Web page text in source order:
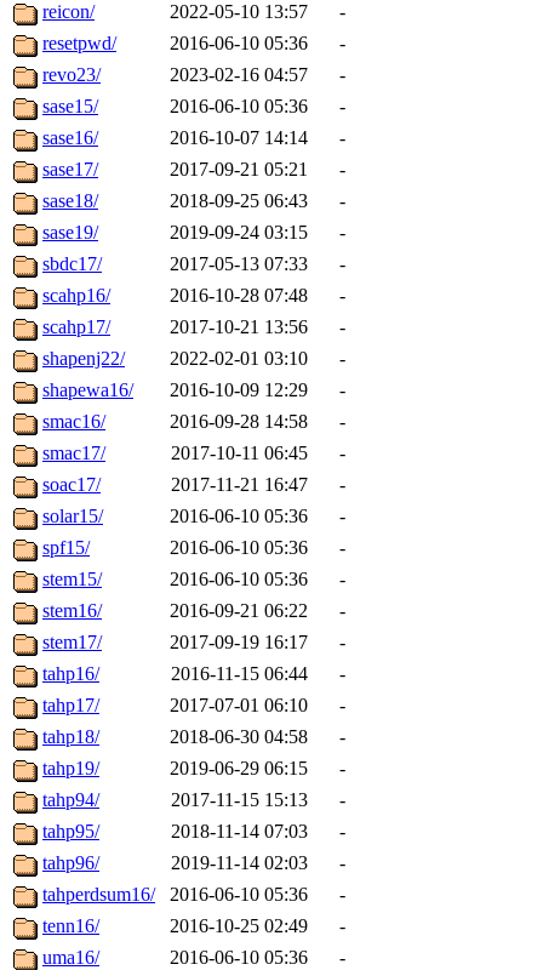
reicon/
2022-05-10 13:57
-
resetpwd/
2016-06-10 05:36
-
revo23/
2023-02-16 04:57
-
sase15/
2016-06-10 05:36
-
sase16/
2016-10-07 14:14
-
sase17/
2017-09-21 05:21
-
sase18/
2018-09-25 06:43
-
sase19/
2019-09-24 03:15
-
sbdc17/
2017-05-13 07:33
-
scahp16/
2016-10-28 07:48
-
scahp17/
2017-10-21 13:56
-
shapenj22/
2022-02-01 03:10
-
shapewa16/
2016-10-09 12:29
-
smac16/
2016-09-28 14:58
-
smac17/
2017-10-11 06:45
-
soac17/
2017-11-21 16:47
-
solar15/
2016-06-10 05:36
-
spf15/
2016-06-10 05:36
-
stem15/
2016-06-10 05:36
-
stem16/
2016-09-21 06:22
-
stem17/
2017-09-19 16:17
-
tahp16/
2016-11-15 06:44
-
tahp17/
2017-07-01 06:10
-
tahp18/
2018-06-30 04:58
-
tahp19/
2019-06-29 06:15
-
tahp94/
2017-11-15 15:13
-
tahp95/
2018-11-14 07:03
-
tahp96/
2019-11-14 02:03
-
tahperdsum16/
2016-06-10 05:36
-
tenn16/
2016-10-25 02:49
-
uma16/
2016-06-10 05:36
-